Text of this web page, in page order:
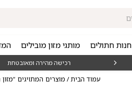
חנות חתולים מותגי מזון מובילים
רכישה מהירה ומאובטחת
עמוד הבית/ מוצרים המתויגים